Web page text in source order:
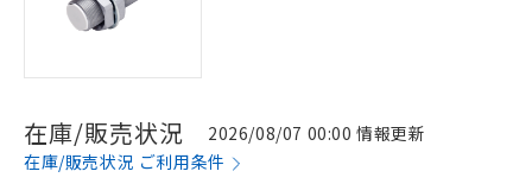
在庫/販売状況
2026/08/07 00:00 情報更新
在庫/販売状況 ご利用条件